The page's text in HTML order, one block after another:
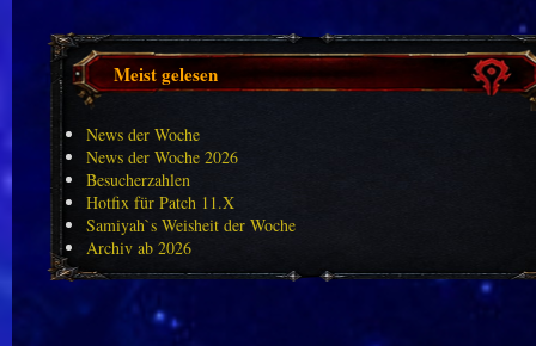
Meist gelesen
News der Woche
News der Woche 2026
Besucherzahlen
Hotfix für Patch 11.X
Samiyah`s Weisheit der Woche
Archiv ab 2026